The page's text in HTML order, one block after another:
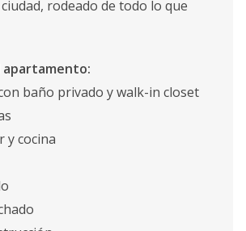
rodeado de todo lo que
apartamento:
baño privado y walk-in closet
y cocina